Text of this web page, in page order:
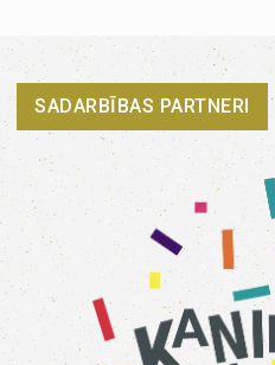
SADARBĪBAS PARTNERI